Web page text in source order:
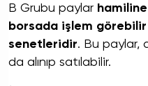
B Grubu paylar hamiline
borsada işlem
senetleridir. Bu paylar,
da alınıp satılabilir.